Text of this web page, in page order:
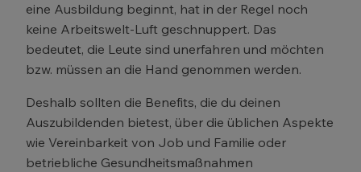
eine Ausbildung beginnt, hat in der Regel noch
keine Arbeitswelt-Luft geschnuppert. Das
bedeutet, die Leute sind unerfahren und möchten
bzw. müssen an die Hand genommen werden.
Deshalb sollten die Benefits, die du deinen
Auszubildenden bietest, über die üblichen Aspekte
wie Vereinbarkeit von Job und Familie oder
betriebliche Gesundheitsmaßnahmen